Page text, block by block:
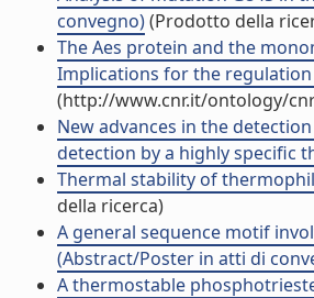
convegno)(Prodotto della
The Aes protein and the
Implications for the
(http://www.cnr.it/ontology/
New advances in the
detection by a highly specific
Thermal stability of
della ricerca)
A general sequence motif
(Abstract/Poster in atti di
A thermostable